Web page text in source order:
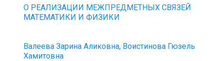
О РЕАЛИЗАЦИИ МЕЖПРЕДМЕТНЫХ СВЯЗЕЙ
МАТЕМАТИКИ И ФИЗИКИ
Валеева Зарина Аликовна, Воистинова Гюзель
Хамитовна